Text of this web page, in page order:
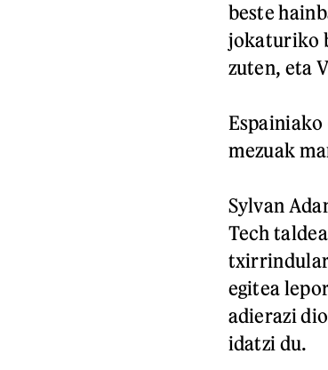
beste
jokaturiko
zuten, eta
Espainiako
mezuak
Sylvan
Tech
egitea
adierazi
idatzi du.